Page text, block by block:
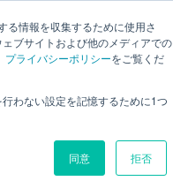
る情報を収集するために使用さ
ブサイトおよび他のメディアでの
プライバシーポリシーをご覧くだ
わない設定を記憶するために1つ
同意 拒否
の声 Current